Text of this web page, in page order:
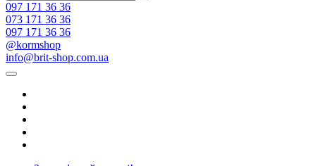
097 171 36 36
073 171 36 36
097 171 36 36
@kormshop
info@brit-shop.com.ua